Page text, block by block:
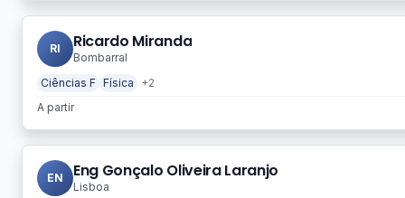
RI Ricardo Miranda
Bombarral
Ciências F Física
+2
A partir
EN Eng Gonçalo Oliveira Laranjo
Lisboa